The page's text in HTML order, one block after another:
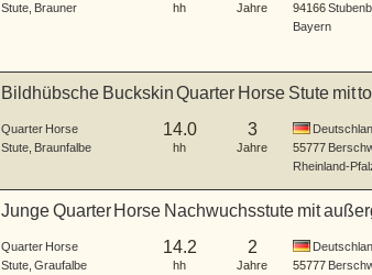
Stute Brauner hh Jahre
94166
Bayern
Bildhübsche Buckskin Quarter Horse Stute mit
Quarter Horse
Stute Braunfalbe
14.0
hh
3
Jahre
55777
Rheinland-
Junge Quarter Horse Nachwuchsstute mit
Quarter Horse
Stute Graufalbe
14.2
hh
2
Jahre
55777